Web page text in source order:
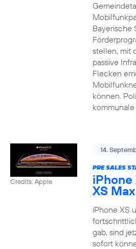
Bayerische
stellen, mit
passive
Flecken
können.
Credits: Apple
14.
PRE SALES
iPhone
XS Max
iPhone XS
gab, sind
sofort